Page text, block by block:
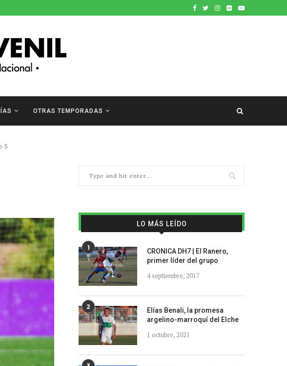
OTRAS TEMPORADAS
5
LO MÁS LEÍDO
1
CRONICA DH7 | El Ranero,
primer líder del grupo
4 septiembre, 2017
2
Elías Benali, la promesa
argelino-marroquí del Elche
1 octubre, 2021